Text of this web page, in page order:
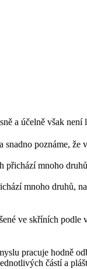
a účelně však není
poznáme, že
mnoho druhů,
ve skříních
pracuje hodně
částí a